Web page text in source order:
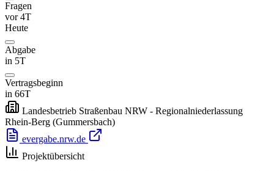
Fragen
vor 4T
Heute
Abgabe
in 5T
Vertragsbeginn
in 66T
Landesbetrieb Straßenbau NRW - Regionalniederlassung
Rhein-Berg (Gummersbach)
evergabe.nrw.de
Projektübersicht